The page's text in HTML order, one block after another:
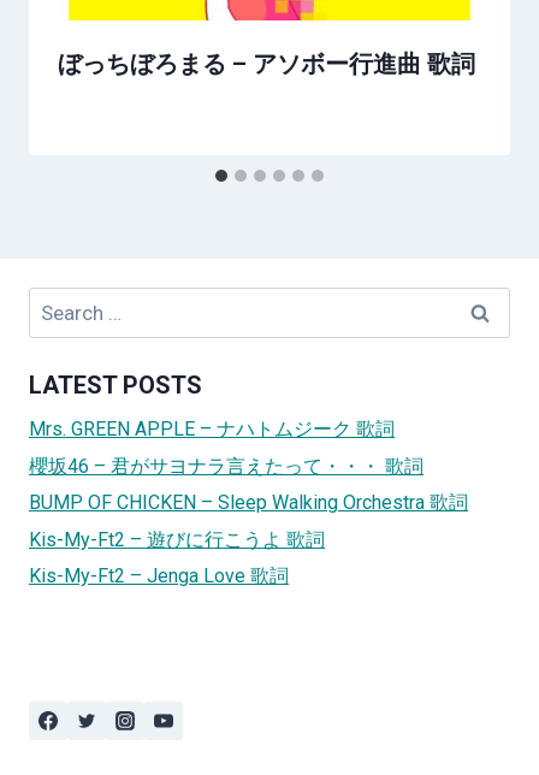
ぼっちぼろまる – アソボー行進曲 歌詞
Search
LATEST POSTS
Mrs. GREEN APPLE – ナハトムジーク 歌詞
櫻坂46 – 君がサヨナラ言えたって・・・ 歌詞
BUMP OF CHICKEN – Sleep Walking Orchestra 歌詞
Kis-My-Ft2 – 遊びに行こうよ 歌詞
Kis-My-Ft2 – Jenga Love 歌詞